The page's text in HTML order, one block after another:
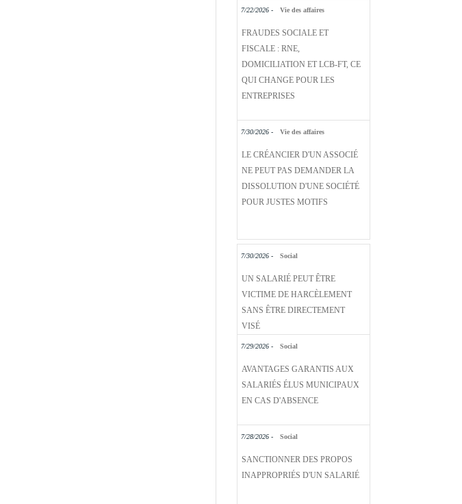
7/22/2026 - Vie des affaires
FRAUDES SOCIALE ET
FISCALE : RNE,
DOMICILIATION ET LCB-FT, CE
QUI CHANGE POUR LES
ENTREPRISES
7/30/2026 - Vie des affaires
LE CRÉANCIER D'UN ASSOCIÉ
NE PEUT PAS DEMANDER LA
DISSOLUTION D'UNE SOCIÉTÉ
POUR JUSTES MOTIFS
7/30/2026 - Social
UN SALARIÉ PEUT ÊTRE
VICTIME DE HARCÈLEMENT
SANS ÊTRE DIRECTEMENT
VISÉ
7/29/2026 - Social
AVANTAGES GARANTIS AUX
SALARIÉS ÉLUS MUNICIPAUX
EN CAS D'ABSENCE
7/28/2026 - Social
SANCTIONNER DES PROPOS
INAPPROPRIÉS D'UN SALARIÉ